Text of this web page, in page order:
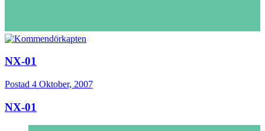
NX-01
Postad 4 Oktober, 2007
NX-01